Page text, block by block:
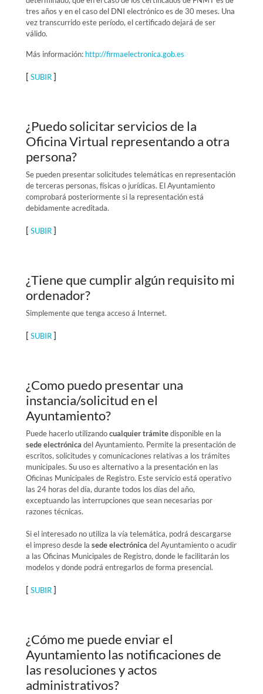
tres años y en el caso del DNI electrónico es de 30 meses. Una
vez transcurrido este período, el certificado dejará de ser
válido.
Más información: http://firmaelectronica.gob.es
[ SUBIR]
¿Puedo solicitar servicios de la
Oficina Virtual representando a otra
persona?
Se pueden presentar solicitudes telemáticas en representación
de terceras personas, físicas o jurídicas. El Ayuntamiento
comprobará posteriormente si la representación está
debidamente acreditada.
[ SUBIR]
¿Tiene que cumplir algún requisito mi
ordenador?
Simplemente que tenga acceso á Internet.
[ SUBIR]
¿Como puedo presentar una
instancia/solicitud en el
Ayuntamiento?
Puede hacerlo utilizandocualquier trámitedisponible en la
sede electrónica del Ayuntamiento. Permite la presentación de
escritos, solicitudes y comunicaciones relativas a los trámites
municipales. Su uso es alternativo a la presentación en las
Oficinas Municipales de Registro. Este servicio está operativo
las 24 horas del día, durante todos los días del año,
exceptuando las interrupciones que sean necesarias por
razones técnicas.
Si el interesado no utiliza la vía telemática, podrá descargarse
el impreso desde la sede electrónica del Ayuntamiento o acudir
a las Oficinas Municipales de Registro, donde le facilitarán los
modelos y donde podrá entregarlos de forma presencial.
[ SUBIR]
¿Cómo me puede enviar el
Ayuntamiento las notificaciones de
las resoluciones y actos
administrativos?